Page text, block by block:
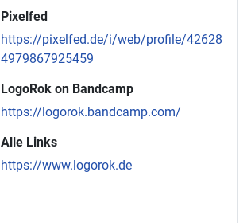
Pixelfed
https://pixelfed.de/i/web/profile/42628
4979867925459
LogoRok on Bandcamp
https://logorok.bandcamp.com/
Alle Links
https://www.logorok.de